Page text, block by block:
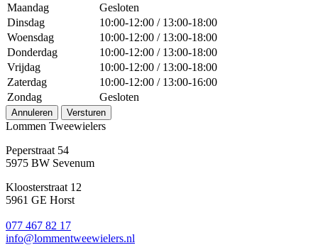
Maandag
Gesloten
Dinsdag
10:00-12:00 / 13:00-18:00
Woensdag
10:00-12:00 / 13:00-18:00
Donderdag
10:00-12:00 / 13:00-18:00
Vrijdag
10:00-12:00 / 13:00-18:00
Zaterdag
10:00-12:00 / 13:00-16:00
Zondag
Gesloten
Annuleren Versturen
Lommen Tweewielers
Peperstraat 54
5975 BW Sevenum
Kloosterstraat 12
5961 GE Horst
077 467 82 17
info@lommentweewielers.nl